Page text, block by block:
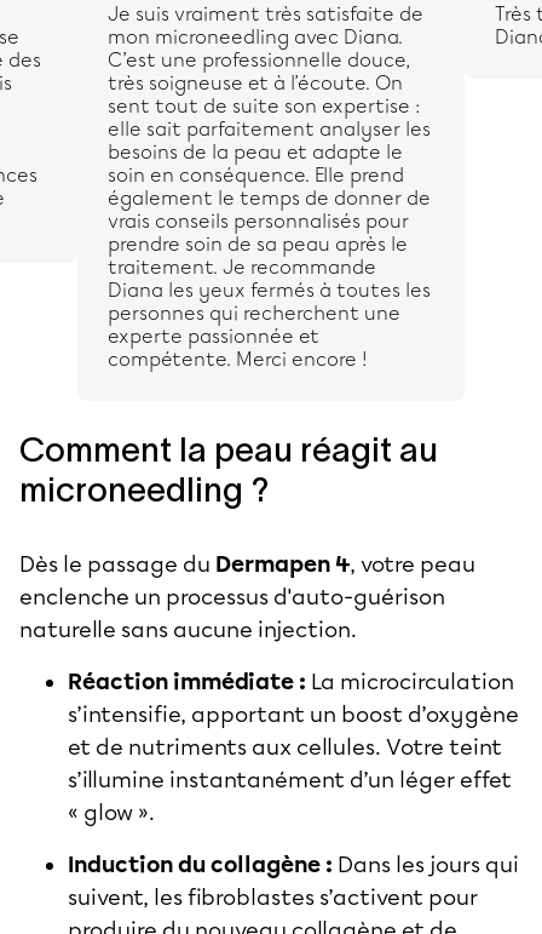
des
Je suis vraiment très satisfaite de
mon microneedling avec Diana.
C’est une professionnelle douce,
très soigneuse et à l’écoute. On
sent tout de suite son expertise :
elle sait parfaitement analyser les
besoins de la peau et adapte le
soin en conséquence. Elle prend
également le temps de donner de
vrais conseils personnalisés pour
prendre soin de sa peau après le
traitement. Je recommande
Diana les yeux fermés à toutes les
personnes qui recherchent une
experte passionnée et
compétente. Merci encore !
Très
Comment la peau réagit au
microneedling ?
Dès le passage du Dermapen 4, votre peau
enclenche un processus d'auto-guérison
naturelle sans aucune injection.
Réaction immédiate : La microcirculation
s’intensifie, apportant un boost d’oxygène
et de nutriments aux cellules. Votre teint
s’illumine instantanément d’un léger effet
« glow ».
Induction du collagène : Dans les jours qui
suivent, les fibroblastes s’activent pour